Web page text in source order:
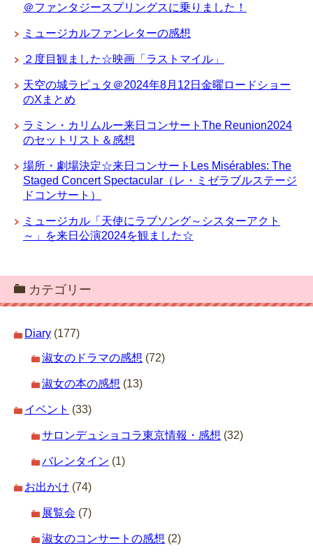
＠ファンタジースプリングスに乗りました！
ミュージカルファンレターの感想
２度目観ました☆映画「ラストマイル」
天空の城ラピュタ＠2024年8月12日金曜ロードショー
のXまとめ
ラミン・カリムルー来日コンサートThe Reunion2024
のセットリスト＆感想
場所・劇場決定☆来日コンサートLes Misérables: The
Staged Concert Spectacular（レ・ミゼラブルステージ
ドコンサート）
ミュージカル「天使にラブソング～シスターアクト
～」を来日公演2024を観ました☆
カテゴリー
Diary (177)
淑女のドラマの感想 (72)
淑女の本の感想 (13)
イベント (33)
サロンデュショコラ東京情報・感想 (32)
バレンタイン (1)
お出かけ (74)
展覧会 (7)
淑女のコンサートの感想 (2)